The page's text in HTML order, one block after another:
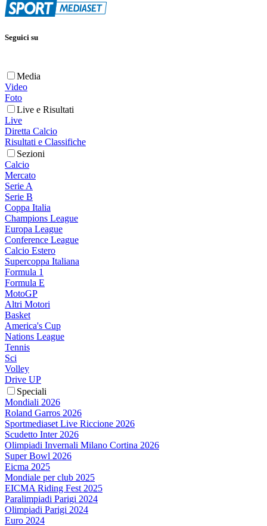
Seguici su
Media
Video
Foto
Live e Risultati
Live
Diretta Calcio
Risultati e Classifiche
Sezioni
Calcio
Mercato
Serie A
Serie B
Coppa Italia
Champions League
Europa League
Conference League
Calcio Estero
Supercoppa Italiana
Formula 1
Formula E
MotoGP
Altri Motori
Basket
America's Cup
Nations League
Tennis
Sci
Volley
Drive UP
Speciali
Mondiali 2026
Roland Garros 2026
Sportmediaset Live Riccione 2026
Scudetto Inter 2026
Olimpiadi Invernali Milano Cortina 2026
Super Bowl 2026
Eicma 2025
Mondiale per club 2025
EICMA Riding Fest 2025
Paralimpiadi Parigi 2024
Olimpiadi Parigi 2024
Euro 2024